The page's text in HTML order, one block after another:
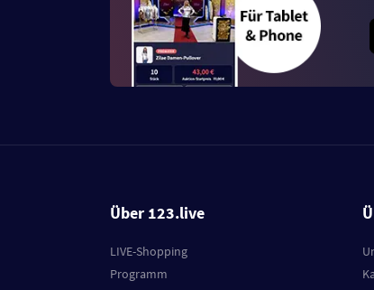
Über 123.live
LIVE-Shopping
Programm